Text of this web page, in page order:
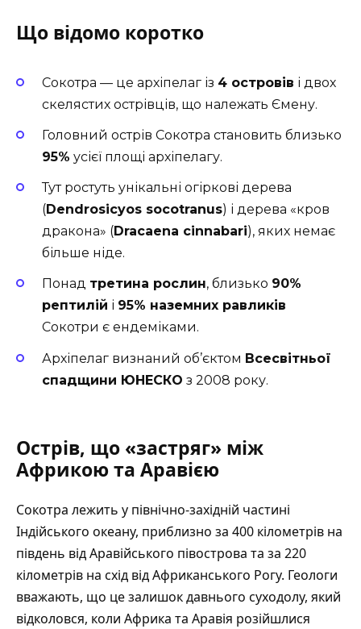
Що відомо коротко
Сокотра — це архіпелаг із 4 островів і двох
скелястих острівців, що належать Ємену.
Головний острів Сокотра становить близько
95% усієї площі архіпелагу.
Тут ростуть унікальні огіркові дерева
(Dendrosicyos socotranus) і дерева «кров
дракона» (Dracaena cinnabari), яких немає
більше ніде.
Понад третина рослин, близько 90%
рептилій і 95% наземних равликів
Сокотри є ендеміками.
Архіпелаг визнаний об’єктом Всесвітньої
спадщини ЮНЕСКО з 2008 року.
Острів, що «застряг» між
Африкою та Аравією
Сокотра лежить у північно-західній частині
Індійського океану, приблизно за 400 кілометрів на
південь від Аравійського півострова та за 220
кілометрів на схід від Африканського Рогу. Геологи
вважають, що це залишок давнього суходолу, який
відколовся, коли Африка та Аравія розійшлися